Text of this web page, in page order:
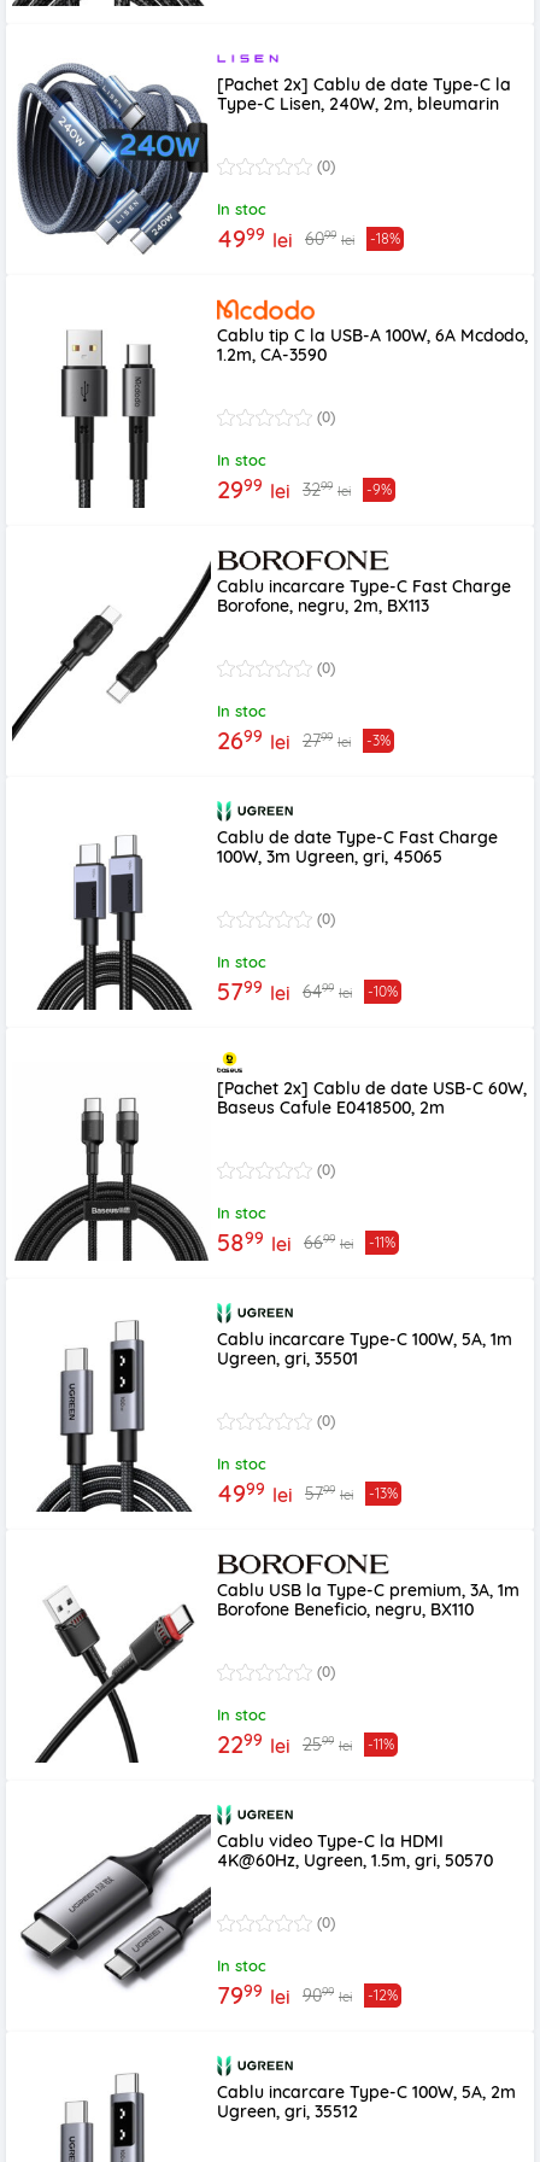
[Pachet 2x] Cablu de date Type-C la
Type-C Lisen, 240W, 2m, bleumarin
(0)
In stoc
4999 lei 6099 lei -18%
Cablu tip C la USB-A 100W, 6A Mcdodo,
1.2m, CA-3590
(0)
In stoc
2999 lei 3299 lei -9%
Cablu incarcare Type-C Fast Charge
Borofone, negru, 2m, BX113
(0)
In stoc
2699 lei 2799 lei -3%
Cablu de date Type-C Fast Charge
100W, 3m Ugreen, gri, 45065
(0)
In stoc
5799 lei 6499 lei -10%
[Pachet 2x] Cablu de date USB-C 60W,
Baseus Cafule E0418500, 2m
(0)
In stoc
5899 lei 6699 lei -11%
Cablu incarcare Type-C 100W, 5A, 1m
Ugreen, gri, 35501
(0)
In stoc
4999 lei 5799 lei -13%
Cablu USB la Type-C premium, 3A, 1m
Borofone Beneficio, negru, BX110
(0)
In stoc
2299 lei 2599 lei -11%
Cablu video Type-C la HDMI
4K@60Hz, Ugreen, 1.5m, gri, 50570
(0)
In stoc
7999 lei 9099 lei -12%
Cablu incarcare Type-C 100W, 5A, 2m
Ugreen, gri, 35512